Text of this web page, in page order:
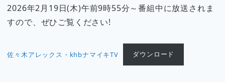
2026年2月19日(木)午前9時55分～番組中に放送されま
すので、ぜひご覧ください!
佐々木アレックス・khbナマイキTV ダウンロード